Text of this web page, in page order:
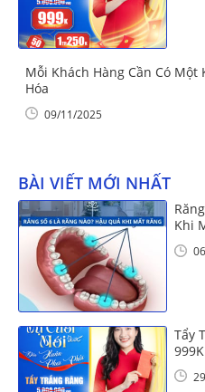
Mỗi Khách Hàng Cần Có Một
Hóa
09/11/2025
BÀI VIẾT MỚI NHẤT
Khi
Tẩy